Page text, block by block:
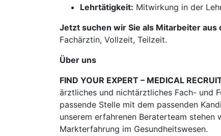
Lehrtätigkeit: Mitwirkung in der
Jetzt suchen wir Sie als Mitarbeiter aus
Fachärztin, Vollzeit, Teilzeit.
Über uns
FIND YOUR EXPERT – MEDICAL
ärztliches und nichtärztliches Fach- und
passende Stelle mit dem passenden
unserem erfahrenen Beraterteam
Markterfahrung im Gesundheitswesen.